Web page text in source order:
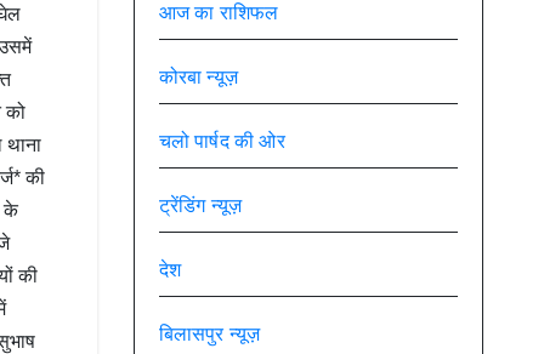
उसमें
को
की
के
की
आज का राशिफल
कोरबा न्यूज़
चलो पार्षद की ओर
ट्रेंडिंग न्यूज़
देश
बिलासपुर न्यूज़